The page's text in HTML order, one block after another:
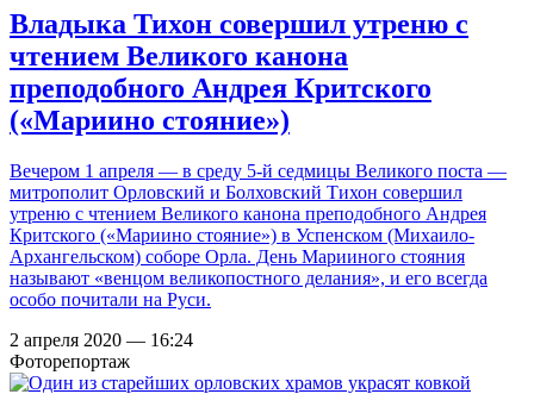
Владыка Тихон совершил утреню с
чтением Великого канона
преподобного Андрея Критского
(«Мариино стояние»)
Вечером 1 апреля — в среду 5-й седмицы Великого поста —
митрополит Орловский и Болховский Тихон совершил
утреню с чтением Великого канона преподобного Андрея
Критского («Мариино стояние») в Успенском (Михаило-
Архангельском) соборе Орла. День Марииного стояния
называют «венцом великопостного делания», и его всегда
особо почитали на Руси.
2 апреля 2020 — 16:24
Фоторепортаж